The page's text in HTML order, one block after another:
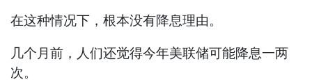
在这种情况下，根本没有降息理由。
几个月前，人们还觉得今年美联储可能降息一两
次。